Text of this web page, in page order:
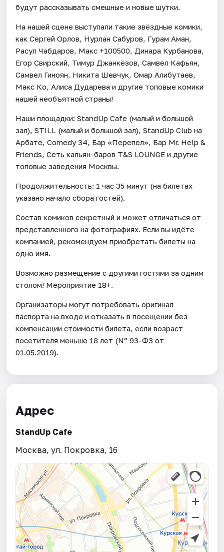
будут рассказывать смешные и новые шутки.
На нашей сцене выступали такие звёздные комики,
как Сергей Орлов, Нурлан Сабуров, Гурам Аман,
Расул Чабдаров, Макс +100500, Динара Курбанова,
Егор Свирский, Тимур Джанкёзов, Самвел Кафьян,
Самвел Гиноян, Никита Шевчук, Омар Алибутаев,
Макс Ко, Алиса Дударева и другие топовые комики
нашей необъятной страны!
Наши площадки: StandUp Cafe (малый и большой
зал), STILL (малый и большой зал), StandUp Club на
Арбате, Comedy 34, Бар «Перепел», Бар Mr. Help &
Friends, Сеть кальян-баров T&S LOUNGE и другие
топовые заведения Москвы.
Продолжительность: 1 час 35 минут (на билетах
указано начало сбора гостей).
Состав комиков секретный и может отличаться от
представленного на фотографиях. Если вы идёте
компанией, рекомендуем приобретать билеты на
одно имя.
Возможно размещение с другими гостями за одним
столом! Мероприятие 18+.
Организаторы могут потребовать оригинал
паспорта на входе и отказать в посещении без
компенсации стоимости билета, если возраст
посетителя меньше 18 лет (Nº 93-ФЗ от
01.05.2019).
Адрес
StandUp Cafe
Москва, ул. Покровка, 16